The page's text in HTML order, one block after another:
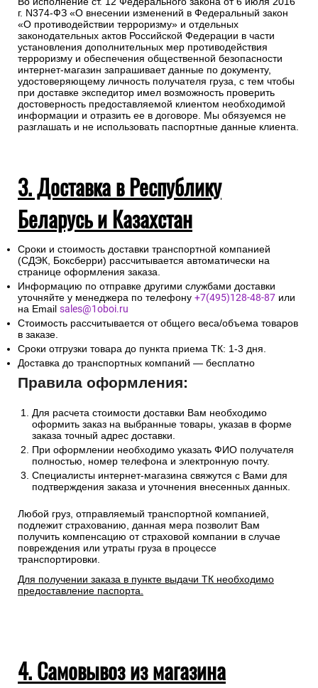
г. N374-ФЗ «О внесении изменений в Федеральный закон
«О противодействии терроризму» и отдельных
законодательных актов Российской Федерации в части
установления дополнительных мер противодействия
терроризму и обеспечения общественной безопасности
интернет-магазин запрашивает данные по документу,
удостоверяющему личность получателя груза, с тем чтобы
при доставке экспедитор имел возможность проверить
достоверность предоставляемой клиентом необходимой
информации и отразить ее в договоре. Мы обязуемся не
разглашать и не использовать паспортные данные клиента.
3. Доставка в Республику
Беларусь и Казахстан
Сроки и стоимость доставки транспортной компанией
(СДЭК, Боксберри) рассчитывается автоматически на
странице оформления заказа.
Информацию по отправке другими службами доставки
уточняйте у менеджера по телефону +7(495)128-48-87 или
на Email sales@1oboi.ru
Стоимость рассчитывается от общего веса/объема товаров
в заказе.
Сроки отгрузки товара до пункта приема ТК: 1-3 дня.
Доставка до транспортных компаний — бесплатно
Правила оформления:
Для расчета стоимости доставки Вам необходимо
оформить заказ на выбранные товары, указав в форме
заказа точный адрес доставки.
При оформлении необходимо указать ФИО получателя
полностью, номер телефона и электронную почту.
Специалисты интернет-магазина свяжутся с Вами для
подтверждения заказа и уточнения внесенных данных.
Любой груз, отправляемый транспортной компанией,
подлежит страхованию, данная мера позволит Вам
получить компенсацию от страховой компании в случае
повреждения или утраты груза в процессе
транспортировки.
Для получении заказа в пункте выдачи ТК необходимо
предоставление паспорта.
4. Самовывоз из магазина